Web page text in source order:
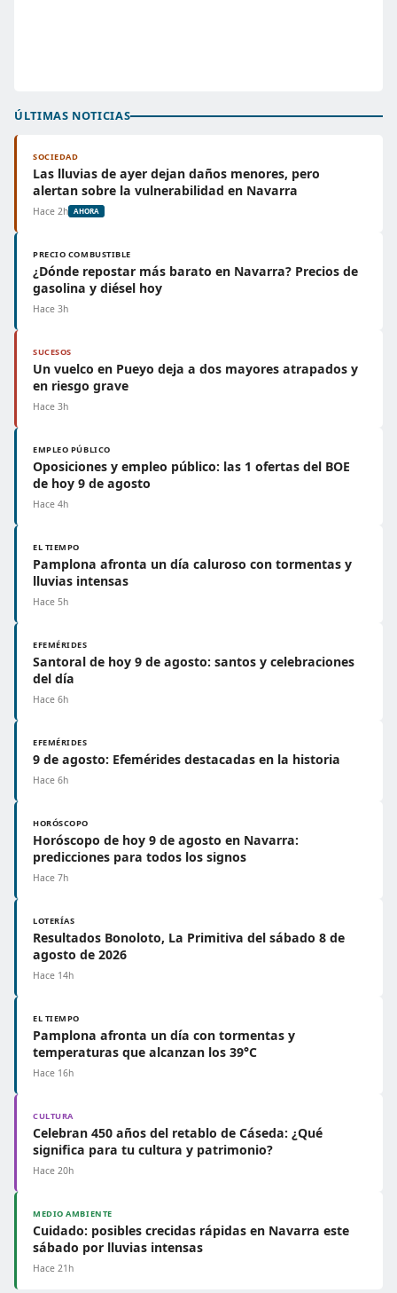
ÚLTIMAS NOTICIAS
SOCIEDAD
Las lluvias de ayer dejan daños menores, pero
alertan sobre la vulnerabilidad en Navarra
Hace 2h AHORA
PRECIO COMBUSTIBLE
¿Dónde repostar más barato en Navarra? Precios de
gasolina y diésel hoy
Hace 3h
SUCESOS
Un vuelco en Pueyo deja a dos mayores atrapados y
en riesgo grave
Hace 3h
EMPLEO PÚBLICO
Oposiciones y empleo público: las 1 ofertas del BOE
de hoy 9 de agosto
Hace 4h
EL TIEMPO
Pamplona afronta un día caluroso con tormentas y
lluvias intensas
Hace 5h
EFEMÉRIDES
Santoral de hoy 9 de agosto: santos y celebraciones
del día
Hace 6h
EFEMÉRIDES
9 de agosto: Efemérides destacadas en la historia
Hace 6h
HORÓSCOPO
Horóscopo de hoy 9 de agosto en Navarra:
predicciones para todos los signos
Hace 7h
LOTERÍAS
Resultados Bonoloto, La Primitiva del sábado 8 de
agosto de 2026
Hace 14h
EL TIEMPO
Pamplona afronta un día con tormentas y
temperaturas que alcanzan los 39°C
Hace 16h
CULTURA
Celebran 450 años del retablo de Cáseda: ¿Qué
significa para tu cultura y patrimonio?
Hace 20h
MEDIO AMBIENTE
Cuidado: posibles crecidas rápidas en Navarra este
sábado por lluvias intensas
Hace 21h